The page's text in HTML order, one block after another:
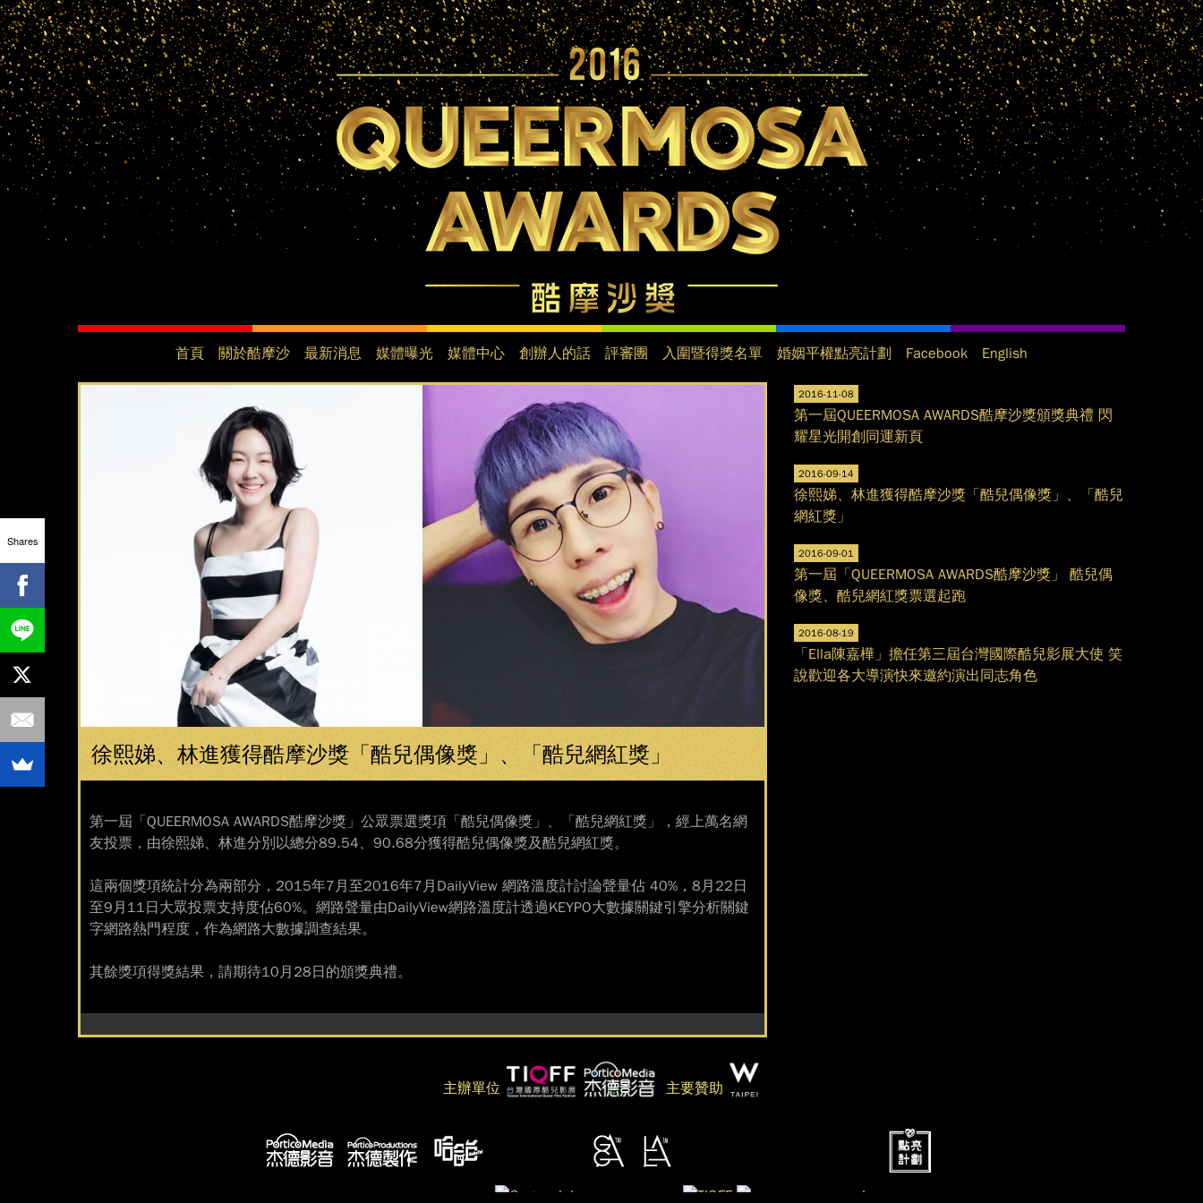
Jump to navigation
徐熙娣、林進獲得酷摩沙獎「酷兒偶像獎」、「酷兒網紅獎」
第一屆「QUEERMOSA AWARDS酷摩沙獎」公眾票選獎項「酷兒偶像獎」、「酷兒網紅獎」，經上萬名網
友投票，由徐熙娣、林進分別以總分89.54、90.68分獲得酷兒偶像獎及酷兒網紅獎。
這兩個獎項統計分為兩部分，2015年7月至2016年7月DailyView 網路溫度計討論聲量佔 40%，8月22日
至9月11日大眾投票支持度佔60%。網路聲量由DailyView網路溫度計透過KEYPO大數據關鍵引擎分析關鍵
字網路熱門程度，作為網路大數據調查結果。
其餘獎項得獎結果，請期待10月28日的頒獎典禮。
首頁 關於酷摩沙 最新消息 媒體曝光 媒體中心 創辦人的話 評審團 入圍暨得獎名單 婚姻平權點亮計劃 Facebook English
2016-11-08
第一屆QUEERMOSA AWARDS酷摩沙獎頒獎典禮 閃
耀星光開創同運新頁
2016-09-14
徐熙娣、林進獲得酷摩沙獎「酷兒偶像獎」、「酷兒
網紅獎」
2016-09-01
第一屆「QUEERMOSA AWARDS酷摩沙獎」 酷兒偶
像獎、酷兒網紅獎票選起跑
2016-08-19
「Ella陳嘉樺」擔任第三屆台灣國際酷兒影展大使 笑
說歡迎各大導演快來邀約演出同志角色
主辦單位 主要贊助
Shares